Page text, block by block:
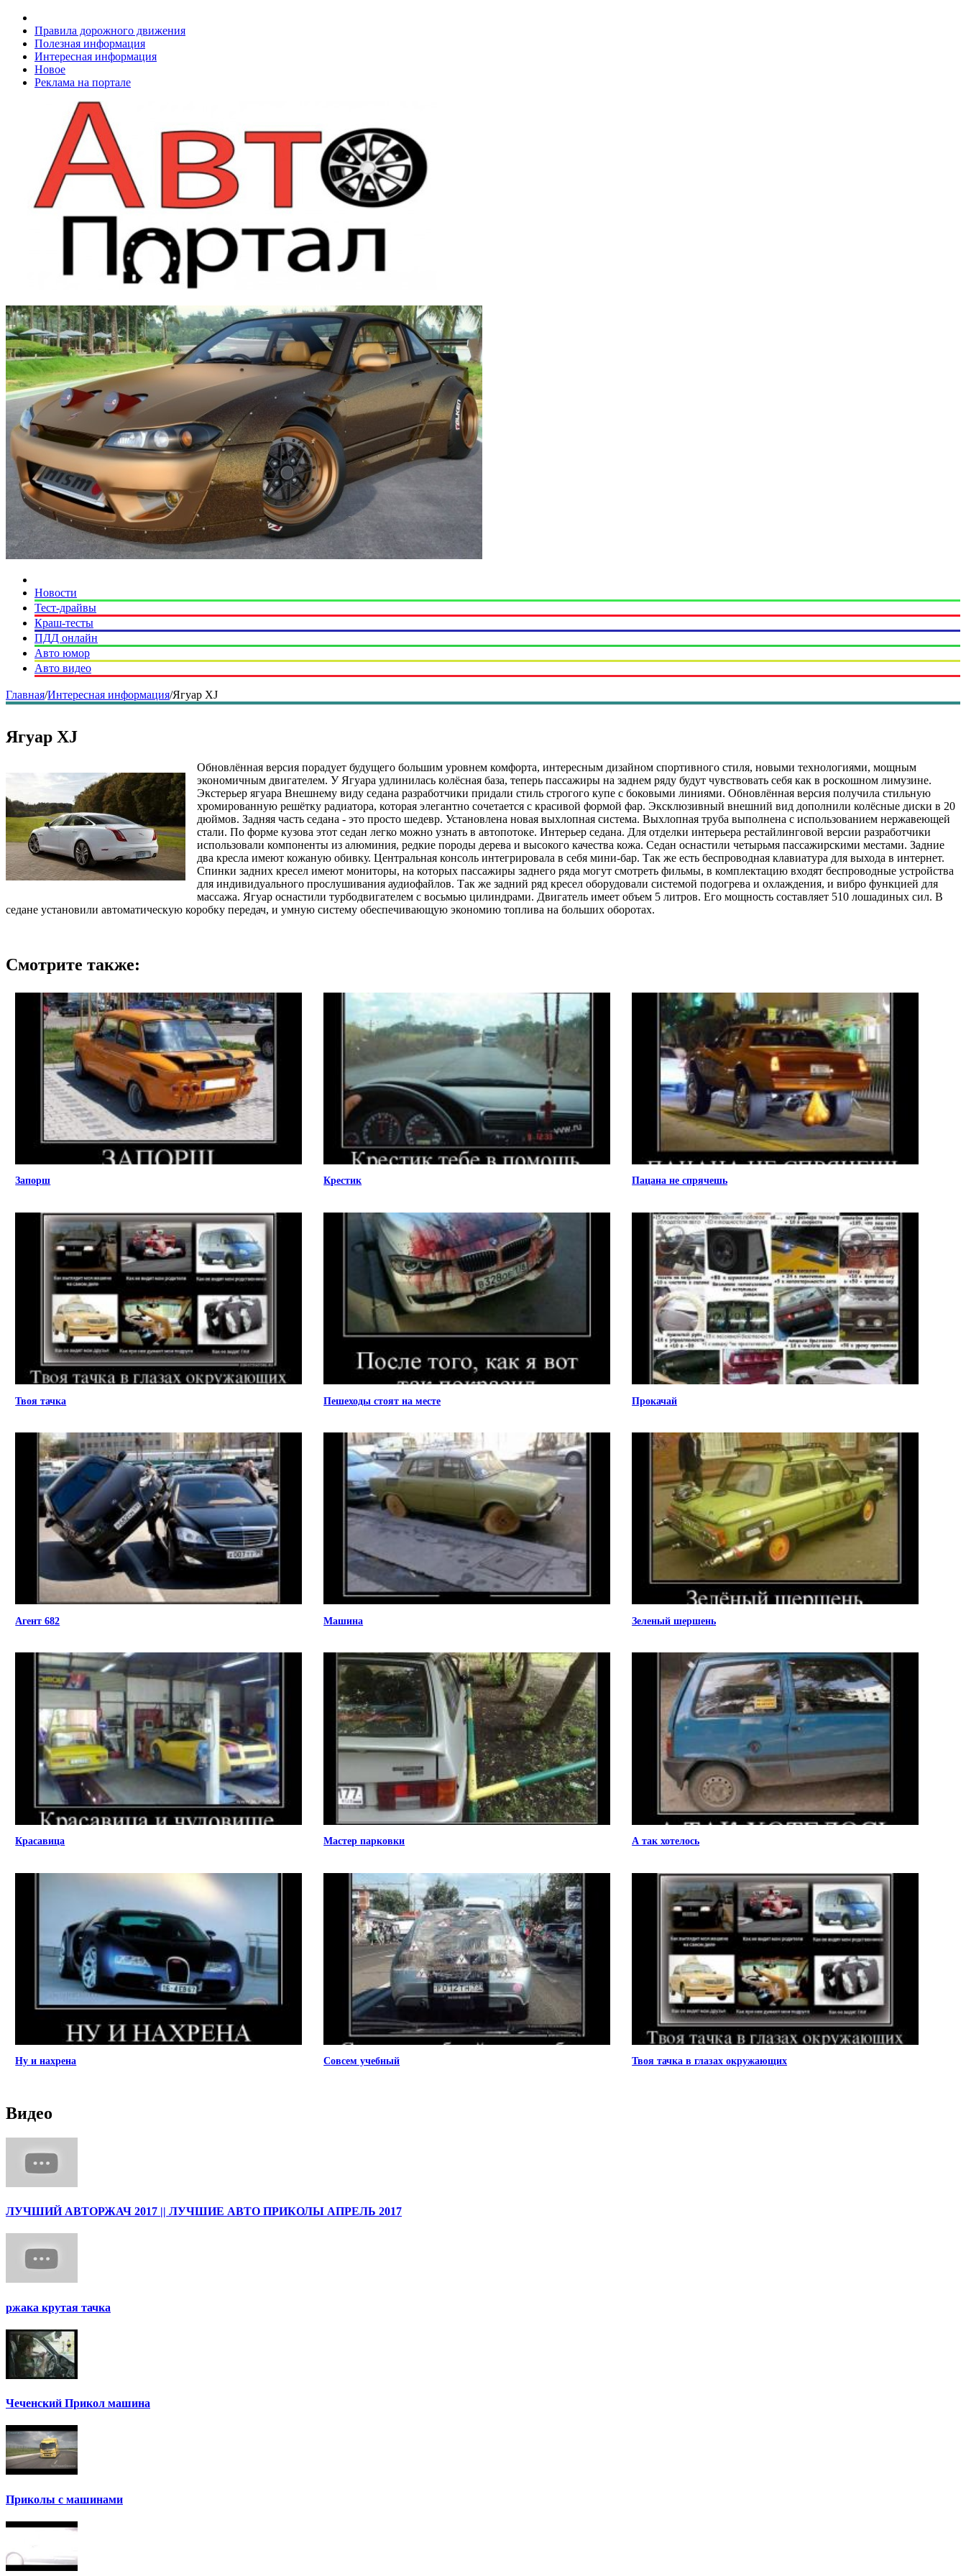
Правила дорожного движения
Полезная информация
Интересная информация
Новое
Реклама на портале
Новости
Тест-драйвы
Краш-тесты
ПДД онлайн
Авто юмор
Авто видео
Главная/Интересная информация/Ягуар XJ
Ягуар XJ
Обновлённая версия порадует будущего большим уровнем комфорта, интересным дизайном спортивного стиля, новыми технологиями, мощным
экономичным двигателем. У Ягуара удлинилась колёсная база, теперь пассажиры на заднем ряду будут чувствовать себя как в роскошном лимузине.
Экстерьер ягуара Внешнему виду седана разработчики придали стиль строгого купе с боковыми линиями. Обновлённая версия получила стильную
хромированную решётку радиатора, которая элегантно сочетается с красивой формой фар. Эксклюзивный внешний вид дополнили колёсные диски в 20
дюймов. Задняя часть седана - это просто шедевр. Установлена новая выхлопная система. Выхлопная труба выполнена с использованием нержавеющей
стали. По форме кузова этот седан легко можно узнать в автопотоке. Интерьер седана. Для отделки интерьера рестайлинговой версии разработчики
использовали компоненты из алюминия, редкие породы дерева и высокого качества кожа. Седан оснастили четырьмя пассажирскими местами. Задние
два кресла имеют кожаную обивку. Центральная консоль интегрировала в себя мини-бар. Так же есть беспроводная клавиатура для выхода в интернет.
Спинки задних кресел имеют мониторы, на которых пассажиры заднего ряда могут смотреть фильмы, в комплектацию входят беспроводные устройства
для индивидуального прослушивания аудиофайлов. Так же задний ряд кресел оборудовали системой подогрева и охлаждения, и вибро функцией для
массажа. Ягуар оснастили турбодвигателем с восьмью цилиндрами. Двигатель имеет объем 5 литров. Его мощность составляет 510 лошадиных сил. В
седане установили автоматическую коробку передач, и умную систему обеспечивающую экономию топлива на больших оборотах.
Смотрите также:
Запорш Крестик Пацана не спрячешь
Твоя тачка Пешеходы стоят на месте Прокачай
Агент 682 Машина Зеленый шершень
Красавица Мастер парковки А так хотелось
Ну и нахрена Совсем учебный Твоя тачка в глазах окружающих
Видео
ЛУЧШИЙ АВТОРЖАЧ 2017 || ЛУЧШИЕ АВТО ПРИКОЛЫ АПРЕЛЬ 2017
ржака крутая тачка
Чеченский Прикол машина
Приколы с машинами